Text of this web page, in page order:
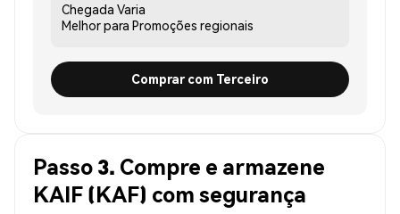
Chegada Varia
Melhor para Promoções regionais
Comprar com Terceiro
Passo 3. Compre e armazene
KAIF (KAF) com segurança